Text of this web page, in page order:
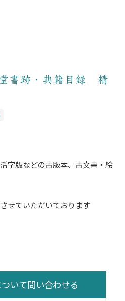
書跡・典籍目録 精
字版などの古版本、古文書・絵
せていただいております